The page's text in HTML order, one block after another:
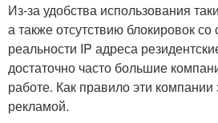
Из-за удобства использования
а также отсутствию блокировок
реальности IP адреса
достаточно часто большие
работе. Как правило эти
рекламой.